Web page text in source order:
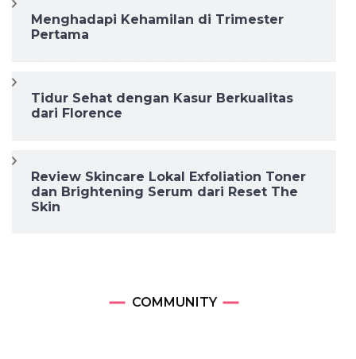
Menghadapi Kehamilan di Trimester
Pertama
Tidur Sehat dengan Kasur Berkualitas
dari Florence
Review Skincare Lokal Exfoliation Toner
dan Brightening Serum dari Reset The
Skin
COMMUNITY